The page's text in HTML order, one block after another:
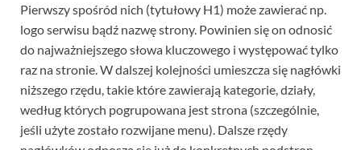
Pierwszy spośród nich (tytułowy H1) może zawierać np.
logo serwisu bądź nazwę strony. Powinien się on odnosić
do najważniejszego słowa kluczowego i występować tylko
raz na stronie. W dalszej kolejności umieszcza się nagłówki
niższego rzędu, takie które zawierają kategorie, działy,
według których pogrupowana jest strona (szczególnie,
jeśli użyte zostało rozwijane menu). Dalsze rzędy